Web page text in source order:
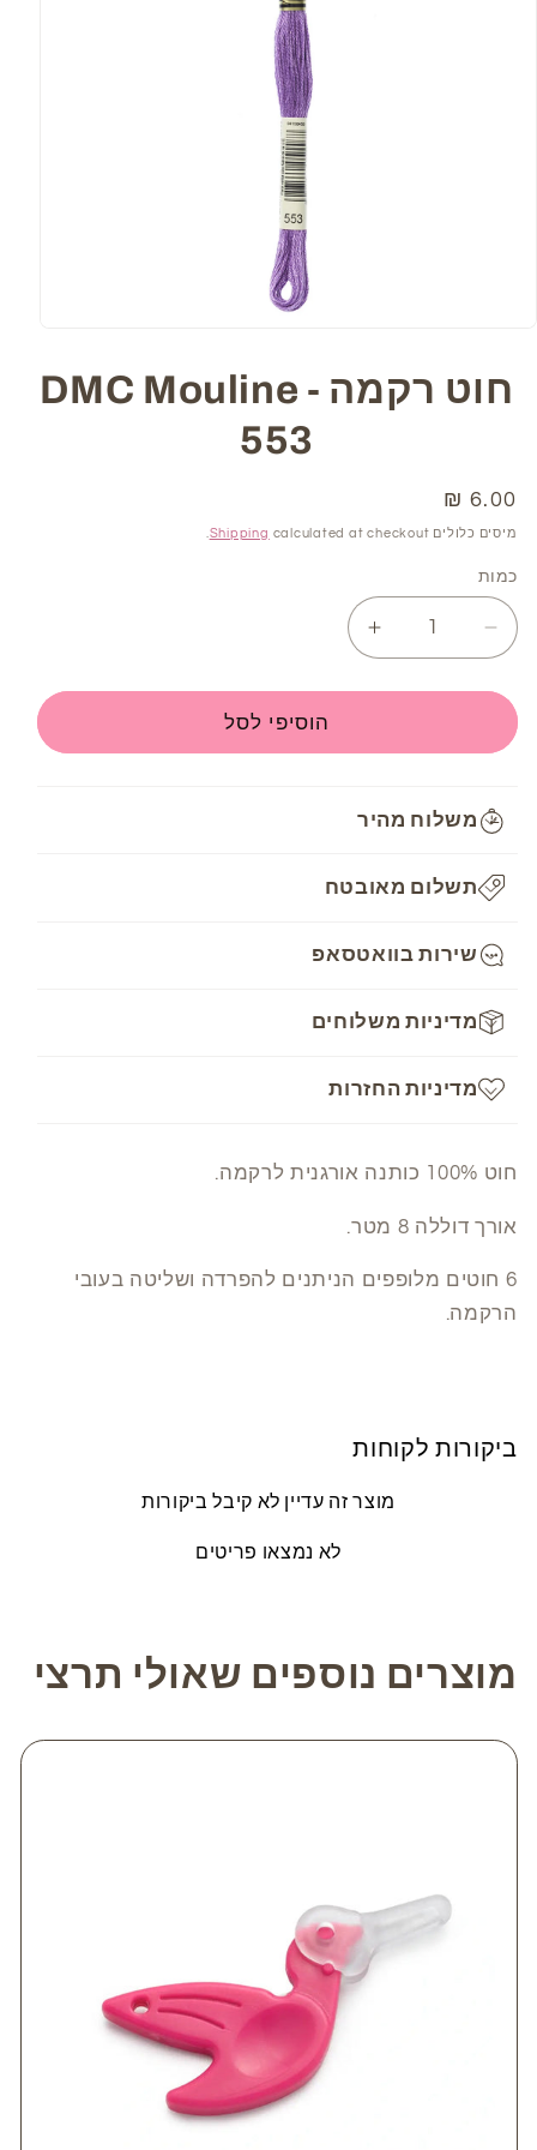
in
modalחוט רקמה DMC Mouline -
553
מחיר
רגיל
6.00 ₪
מיסים כלולים Shippingcalculated at checkout.
כמות
Decrease
quantity
for
רקמה
Mouline
-
Increase
quantity
for
רקמה
-
הוסיפי לסל
משלוח מהיר
תשלום מאובטח
שירות בוואטסאפ
מדיניות משלוחים
מדיניות החזרות
חוט 100% כותנה אורגנית לרקמה.
אורך דוללה 8 מטר.
6 חוטים מלופפים הניתנים להפרדה ושליטה בעובי
הרקמה.
ביקורות לקוחות
מוצר זה עדיין לא קיבל ביקורות
לא נמצאו פריטים
מוצרים נוספים שאולי תרצי